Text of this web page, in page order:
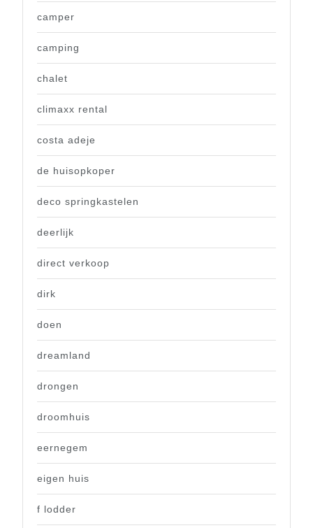
camper
camping
chalet
climaxx rental
costa adeje
de huisopkoper
deco springkastelen
deerlijk
direct verkoop
dirk
doen
dreamland
drongen
droomhuis
eernegem
eigen huis
f lodder